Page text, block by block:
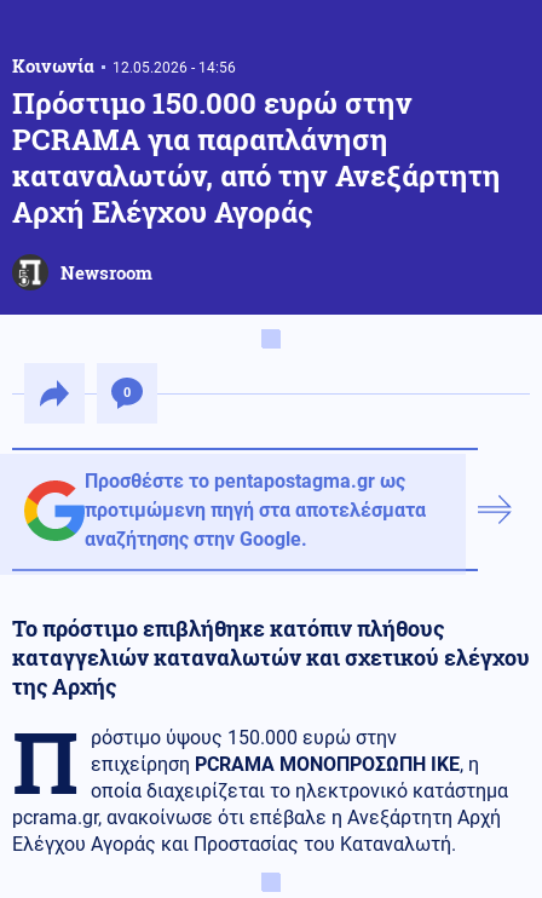
Κοινωνία 12.05.2026 - 14:56
Πρόστιμο 150.000 ευρώ στην
PCRAMA για παραπλάνηση
καταναλωτών, από την Ανεξάρτητη
Αρχή Ελέγχου Αγοράς
Newsroom
0
Προσθέστε το pentapostagma.gr ως
προτιμώμενη πηγή στα αποτελέσματα
αναζήτησης στην Google.
Το πρόστιμο επιβλήθηκε κατόπιν πλήθους
καταγγελιών καταναλωτών και σχετικού ελέγχου
της Αρχής
Π
ρόστιμο ύψους 150.000 ευρώ στην
επιχείρηση PCRAMA ΜΟΝΟΠΡΟΣΩΠΗ ΙΚΕ, η
οποία διαχειρίζεται το ηλεκτρονικό κατάστημα
pcrama.gr, ανακοίνωσε ότι επέβαλε η Ανεξάρτητη Αρχή
Ελέγχου Αγοράς και Προστασίας του Καταναλωτή.